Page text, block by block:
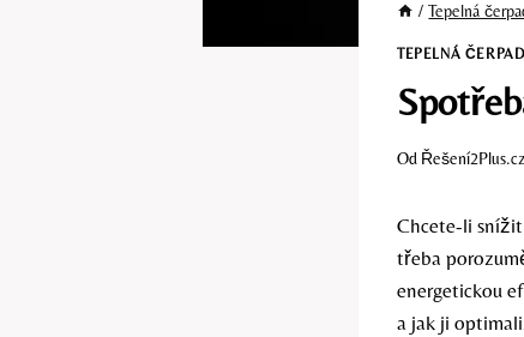
/ Tepelná
TEPELNÁ
Od Řešení2Plus.cz
Chcete-li
třeba
energetickou
a jak ji